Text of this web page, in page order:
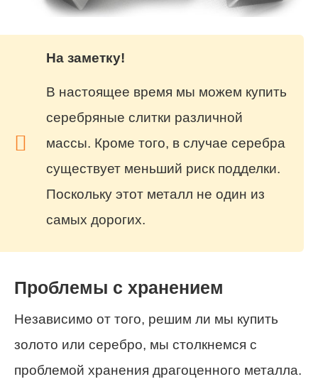
На заметку!
В настоящее время мы можем купить
серебряные слитки различной
массы. Кроме того, в случае серебра
существует меньший риск подделки.
Поскольку этот металл не один из
самых дорогих.
Проблемы с хранением
Независимо от того, решим ли мы купить
золото или серебро, мы столкнемся с
проблемой хранения драгоценного металла.